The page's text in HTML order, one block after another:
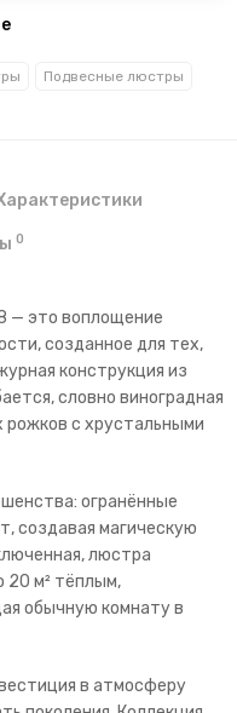
Подвесные люстры
0
— это воплощение
созданное для тех,
конструкция из
словно виноградная
с хрустальными
огранённые
создавая магическую
люстра
20 м² тёплым,
обычную комнату в
в атмосферу